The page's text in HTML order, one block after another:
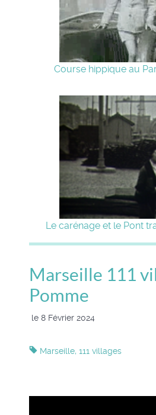
Course hippique au
Le carénage et le Pont
Marseille 111
Pomme
le 8 Février 2024
Marseille, 111 villages